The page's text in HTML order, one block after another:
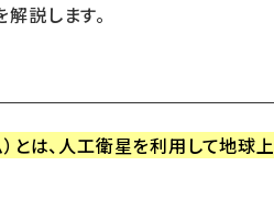
説します。
、人工衛星を利用して地球